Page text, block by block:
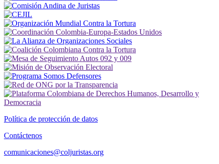
Política de protección de datos
Contáctenos
comunicaciones@coljuristas.org